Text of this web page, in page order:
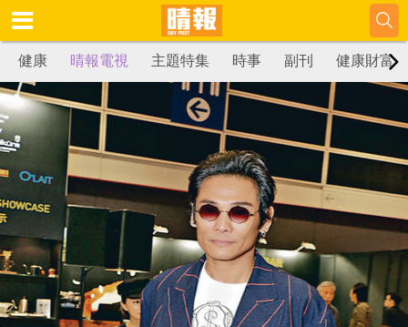
健康 晴報電視 主題特集 時事 副刊 健康財富